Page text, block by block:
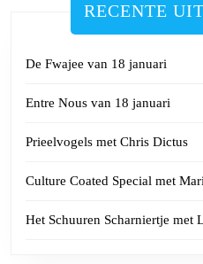
RECENTE
De Fwajee van 18 januari
Entre Nous van 18 januari
Prieelvogels met Chris Dictus
Culture Coated Special met
Het Schuuren Scharniertje met